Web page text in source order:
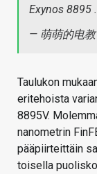
Exynos 8895 .
— 萌萌的电
Taulukon
eritehoista
8895V.
nanometrin
pääpiirteittäin
toisella